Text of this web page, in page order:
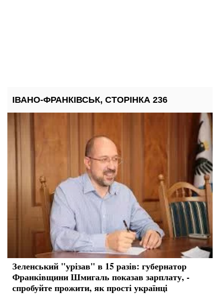
ІВАНО-ФРАНКІВСЬК, СТОРІНКА 236
Зеленський "урізав" в 15 разів: губернатор
Франківщини Шмигаль показав зарплату, -
спробуйте прожити, як прості українці